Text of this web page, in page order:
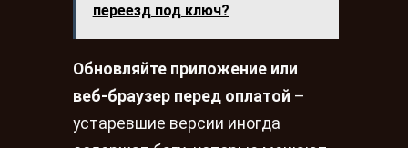
переезд под ключ?
Обновляйте приложение или
веб-браузер перед оплатой –
устаревшие версии иногда